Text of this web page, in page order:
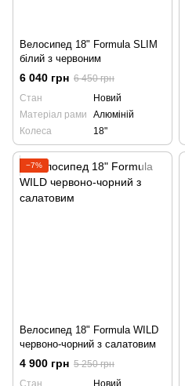
Велосипед 18" Formula SLIM
білий з червоним
6 040 грн 6 450 грн
Стан
Новий
Матеріал рами
Алюміній
Колеса
18"
−7%
Велосипед 18" Formula WILD
червоно-чорний з салатовим
4 900 грн 5 250 грн